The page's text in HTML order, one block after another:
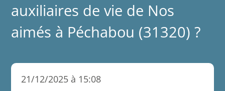
auxiliaires de vie de Nos
aimés à Péchabou (31320) ?
21/12/2025 à 15:08